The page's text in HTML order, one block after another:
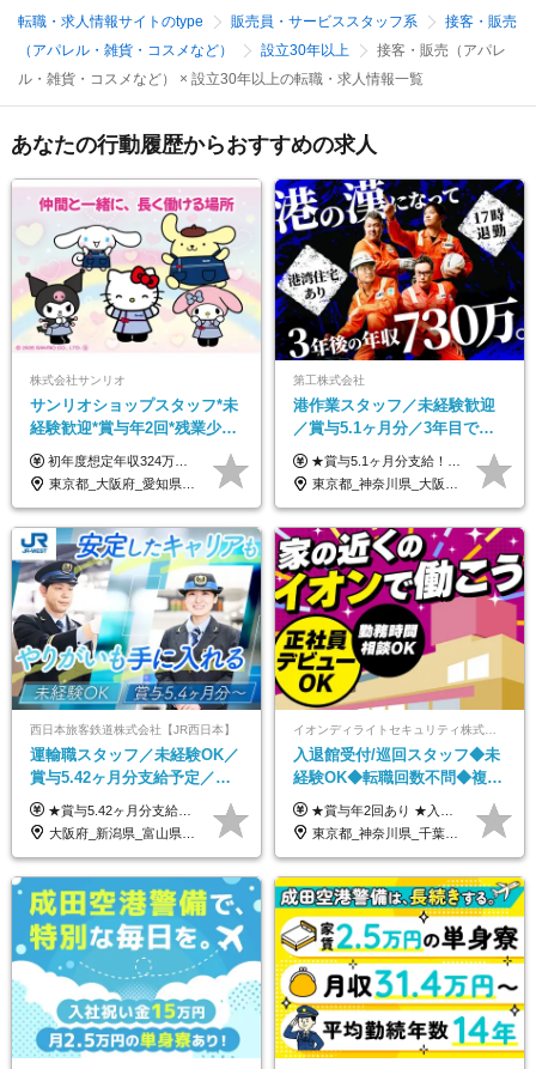
転職・求人情報サイトのtype 販売員・サービススタッフ系
接客・販売
（アパレル・雑貨・コスメなど）
設立30年以上
接客・販売（アパレ
ル・雑貨・コスメなど） × 設立30年以上の転職・求人情報一覧
あなたの行動履歴からおすすめの求人
株式会社サンリオ
サンリオショップスタッフ*未
経験歓迎*賞与年2回*残業少な
め*産育休取得実績豊富*可愛
い制服*社割有
初年度想定年収324万円～690万円！ ◆全国一律 月給230,000円～＋賞与＋通勤手当＋役職手当＋時間外手当 《手当充実！》 ＊昇給/年1回 ＊賞与/年2回（7月/12月） ＊通勤手当：交通費支給（規定あり） ＊時間外手当 ＊販売職手当 ＊役職手当 《キャリアパス》 ▼店長（32歳）／年収400万円 ▼トレーナー（37歳）／年収500万円 ▼SV（40歳）／年収570万円 ※SVとして活躍された場合、574万円以上に昇給も目指せます。 日頃のお店での頑張りをしっかり評価する体制を整えており、 ご自身の努力次第で昇給する制度を用意しています！ 《ゆくゆくは・・・》 ■店舗スタッフをとりまとめ、お店づくりを主体で行う店長へ ■複数店舗を統括するトレーナーへとキャリアアップ ■様々な規模の店舗を経験しSVとして活躍した後は、本社の教育担当や店舗支援を担う本部スタッフとして活躍いただけます。 ※経験・能力を考慮の上、当社規定により優遇いたします。 ※入社日から6カ月間の試用期間あり。その間の待遇に差異はありません。
東京都_大阪府_愛知県_北海道_栃木県_静岡県_兵庫県_京都府_福岡県
第工株式会社
港作業スタッフ／未経験歓迎
／賞与5.1ヶ月分／3年目で年
収730万円も可／食事手当あり
／年休120日以上
★賞与5.1ヶ月分支給！ ★入社3年目・30代で年収730万円の先輩も活躍中！ ★入社1年目・20代で月収29万円の実績あり 月給：22.5万円～30.5万円＋各種手当＋賞与年2回＋残業代全額支給 ※経験・能力などを考慮のうえ決定します ※上記月給には食事手当(5000円／月）を含みます ※残業代は分単位で100％支給いたします ※試用期間3ヶ月。その間の給与・待遇に差異はありません 【月収例】 ◆33.5万円／31歳 入社7か月 ◆38.5万円／32歳 入社1年目 ◆48.4万円／44歳 入社12年目 ※経験・能力などを考慮のうえ決定 ※月収・給与例には休日手当も含みます 【手当詳細】 ◆交通費規定支給（上限3万5000円／月） ◆時間外手当全額支給 ◆休日出勤手当 ◆港湾住宅あり（1R・2万円台～） ◆資格取得支援制度：全額負担 ◆地域手当：関東地区1万円／月
東京都_神奈川県_大阪府_愛知県_兵庫県
西日本旅客鉄道株式会社【JR西日本】
運輸職スタッフ／未経験OK／
賞与5.42ヶ月分支給予定／残
業月11h程／年休119日+有給
平均18.7日
★賞与5.42ヶ月分支給予定あり！ （大卒以上）月給24万1,692円～39万5,780円＋各種手当＋賞与2回 （高卒以上）月給22万2,662円～39万5,780円＋各種手当＋賞与2回 ※上記は2025年度新卒支払額（京阪神地区）となります ※勤務地・学歴で異なり、ご経験・能力等をふまえた金額を加算します ※残業代は別途全額支給します ※当社規程に基づき決定します ※試用期間あり（3ヶ月／待遇に変更はありません） ※基本給以外の諸手当として扶養・職務・時間外・通勤手当等を支給します ※京阪神地区以外の勤務地の場合 月給（大卒）23万0,706円～／月給（高卒）21万2,541円～となります
大阪府_新潟県_富山県_石川県_福井県_三重県_兵庫県_京都府_滋賀県_奈良県_和歌山県_広島県_岡山県_鳥取県_島根県_山口県_福岡県
入退館受付/巡回スタッフ◆未
経験OK◆転職回数不問◆複数
勤務地で募集中◆ブランクあ
りOK◆室内業務がメイン
★賞与年2回あり ★入社祝い金3万円支給 ★出産祝い金や育児支援金などの手当も充実！ ≪給与モデル≫ 【東京】基本給27万2780円/月給＋時間外手当（25h） 【愛知】基本給25万4990円/月給＋時間外手当（25h） 【大阪】基本給25万4990円/月給＋時間外手当（25h） 【福岡】基本給23万7200円/月給＋時間外手当（25h） -------------- ▽各地の給与は下記をご確認ください！ ■北海道 月給20万円～ ■東北 月給20万円～ ■北関東 埼玉／月給22万5000円～ 茨城・群馬・新潟／月給20万円～ ■南関東 東京・神奈川／月給23万円～ 千葉／月給22万5000円～ 山梨／月給20万円～ ■中部 愛知／月給21万5000円～ 長野・岐阜・三重／月給20万円～ ■関西 大阪／月給21万5000円～ 京都・兵庫／月給21万円～ 滋賀・奈良／月給20万円～ ■中四国 岡山・山口・四国・広島／月給20万円～ ■九州 福岡・鹿児島・長崎／月給20万円～
東京都_神奈川県_千葉県_北海道_福島県_長野県_岐阜県_三重県_京都府_福岡県